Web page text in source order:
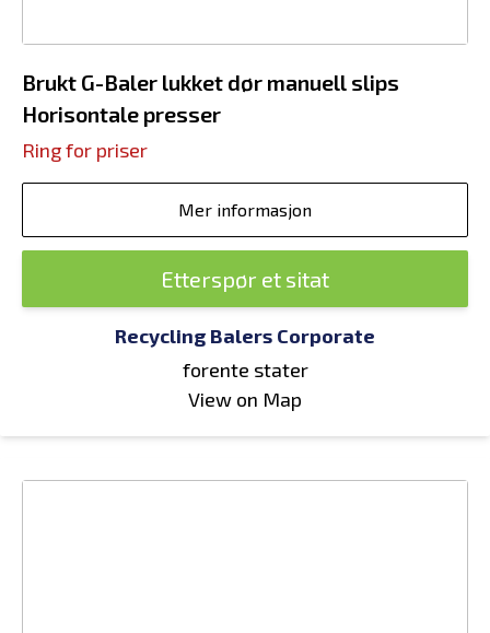
Brukt G-Baler lukket dør manuell slips
Horisontale presser
Ring for priser
Mer informasjon
Etterspør et sitat
Recycling Balers Corporate
forente stater
View on Map